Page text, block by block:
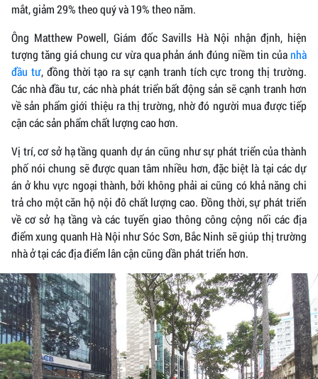
mắt, giảm 29% theo quý và 19% theo năm.
Ông Matthew Powell, Giám đốc Savills Hà Nội nhận định, hiện
tượng tăng giá chung cư vừa qua phản ánh đúng niềm tin củanhà
đầu tư, đồng thời tạo ra sự cạnh tranh tích cực trong thị trường.
Các nhà đầu tư, các nhà phát triển bất động sản sẽ cạnh tranh hơn
về sản phẩm giới thiệu ra thị trường, nhờ đó người mua được tiếp
cận các sản phẩm chất lượng cao hơn.
Vị trí, cơ sở hạ tầng quanh dự án cũng như sự phát triển của thành
phố nói chung sẽ được quan tâm nhiều hơn, đặc biệt là tại các dự
án ở khu vực ngoại thành, bởi không phải ai cũng có khả năng chi
trả cho một căn hộ nội đô chất lượng cao. Đồng thời, sự phát triển
về cơ sở hạ tầng và các tuyến giao thông công cộng nối các địa
điểm xung quanh Hà Nội như Sóc Sơn, Bắc Ninh sẽ giúp thị trường
nhà ở tại các địa điểm lân cận cũng dần phát triển hơn.